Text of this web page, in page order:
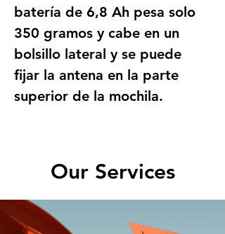
batería de 6,8 Ah pesa solo
350 gramos y cabe en un
bolsillo lateral y se puede
fijar la antena en la parte
superior de la mochila.
Our Services